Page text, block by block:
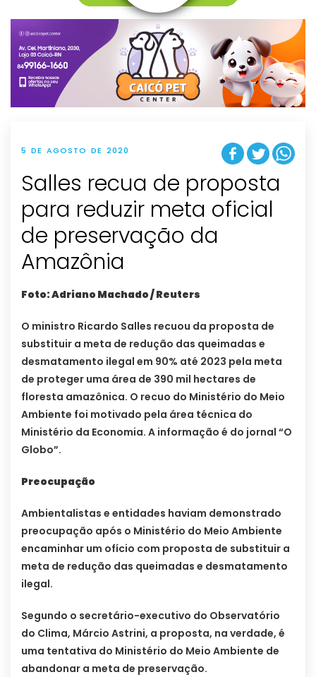
v
g
t
i
o
n
5 DE AGOSTO DE 2020
Salles recua de proposta
para reduzir meta oficial
de preservação da
Amazônia
Foto: Adriano Machado / Reuters
O ministro Ricardo Salles recuou da proposta de
substituir a meta de redução das queimadas e
desmatamento ilegal em 90% até 2023 pela meta
de proteger uma área de 390 mil hectares de
floresta amazônica. O recuo do Ministério do Meio
Ambiente foi motivado pela área técnica do
Ministério da Economia. A informação é do jornal “O
Globo”.
Preocupação
Ambientalistas e entidades haviam demonstrado
preocupação após o Ministério do Meio Ambiente
encaminhar um ofício com proposta de substituir a
meta de redução das queimadas e desmatamento
ilegal.
Segundo o secretário-executivo do Observatório
do Clima, Márcio Astrini, a proposta, na verdade, é
uma tentativa do Ministério do Meio Ambiente de
abandonar a meta de preservação.